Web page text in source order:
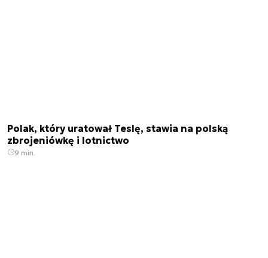
Polak, który uratował Teslę, stawia na polską
zbrojeniówkę i lotnictwo
9 min.